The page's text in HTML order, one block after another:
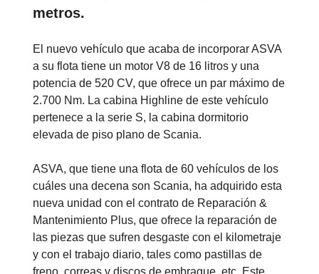
metros.
El nuevo vehículo que acaba de incorporar ASVA
a su flota tiene un motor V8 de 16 litros y una
potencia de 520 CV, que ofrece un par máximo de
2.700 Nm. La cabina Highline de este vehículo
pertenece a la serie S, la cabina dormitorio
elevada de piso plano de Scania.
ASVA, que tiene una flota de 60 vehículos de los
cuáles una decena son Scania, ha adquirido esta
nueva unidad con el contrato de Reparación &
Mantenimiento Plus, que ofrece la reparación de
las piezas que sufren desgaste con el kilometraje
y con el trabajo diario, tales como pastillas de